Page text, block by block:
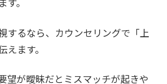
するなら、カウンセリングで「上
ます。
望が曖昧だとミスマッチが起きや